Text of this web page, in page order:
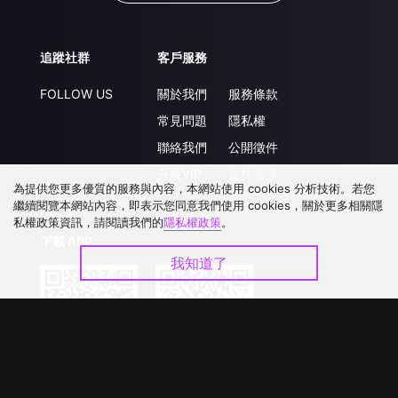
追蹤社群
FOLLOW US
客戶服務
關於我們
常見問題
聯絡我們
服務條款
隱私權
公開徵件
為提供您更多優質的服務與內容，本網站使用 cookies 分析技術。若您
繼續閱覽本網站內容，即表示您同意我們使用 cookies，關於更多相關隱
私權政策資訊，請閱讀我們的隱私權政策。
我知道了